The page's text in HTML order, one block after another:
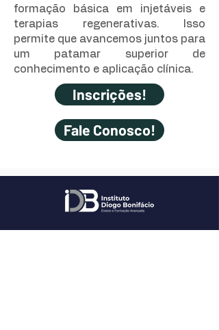
formação básica em injetáveis e
terapias regenerativas. Isso
permite que avancemos juntos para
um patamar superior de
conhecimento e aplicação clínica.
Inscrições!
Fale Conosco!